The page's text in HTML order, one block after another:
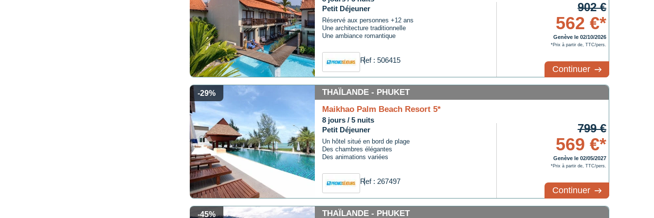
Petit Déjeuner
Réservé aux personnes +12 ans
Une architecture traditionnelle
Une ambiance romantique
Ref : 506415
902 €
562 €*
Genève le 02/10/2026
*Prix à partir de, TTC/pers.
Continuer
-29%
THAÏLANDE - PHUKET
Maikhao Palm Beach Resort 5*
8 jours / 5 nuits
Petit Déjeuner
Un hôtel situé en bord de plage
Des chambres élégantes
Des animations variées
Ref : 267497
799 €
569 €*
Genève le 02/05/2027
*Prix à partir de, TTC/pers.
Continuer
-45% THAÏLANDE - PHUKET